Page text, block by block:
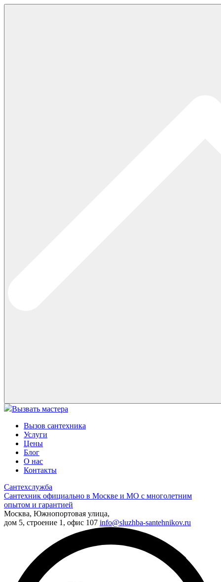
Вызвать мастера
Вызов сантехника
Услуги
Цены
Блог
О нас
Контакты
Сантехслужба
Сантехник официально в Москве и МО с многолетним
опытом и гарантией
Москва, Южнопортовая улица,
дом 5, строение 1, офис 107 info@sluzhba-santehnikov.ru